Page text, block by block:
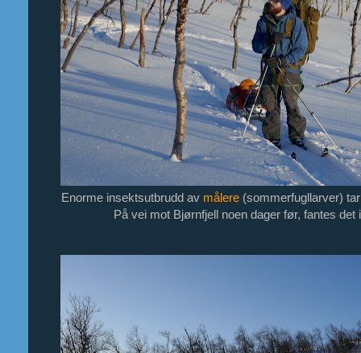
Enorme insektsutbrudd av målere (sommerfugllarver)
På vei mot Bjørnfjell noen dager før, fantes